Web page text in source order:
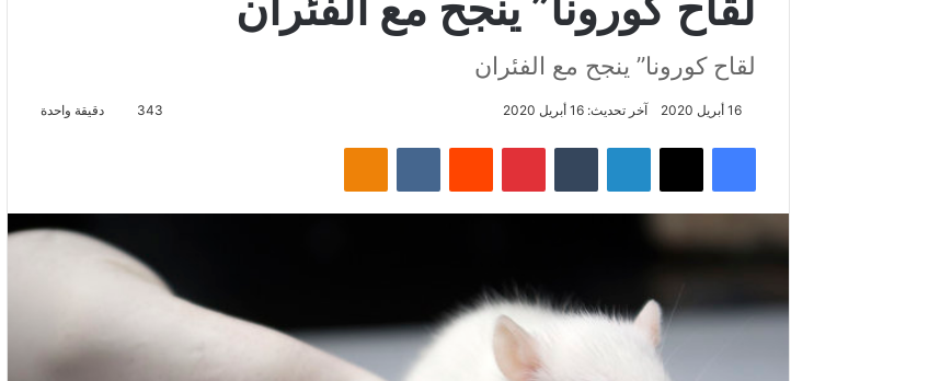
لقاح كورونا” ينجح مع الفئران
16 أبريل 2020 آخر تحديث: 16 أبريل 2020 343 دقيقة واحدة
فيسبوك لينكدإن بينتيريست